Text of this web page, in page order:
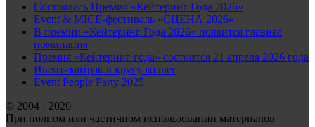
Состоялась Премия «Кейтеринг Года 2026»
Event & MICE-фестиваль «СЦЕНА 2026»
В премии «Кейтеринг Года 2026» появится главная
номинация
Премия «Кейтеринг года» состоится 21 апреля 2026 года
Ивент-завтрак в кругу коллег
Event People Party 2025
© 2004 - 2026
При полном или частичном использовании материалов